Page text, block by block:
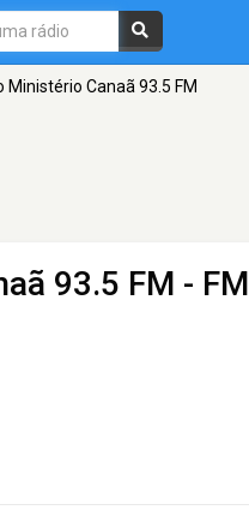
Ministério Canaã 93.5 FM
93.5 FM -